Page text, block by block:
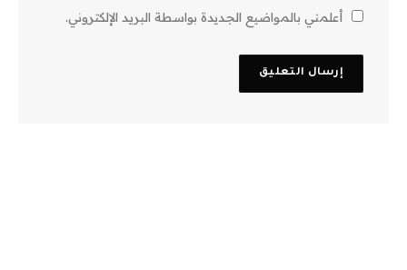
أعلمني بالمواضيع الجديدة بواسطة البريد الإلكتروني.